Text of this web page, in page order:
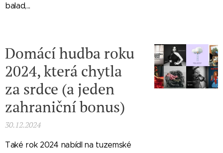
balad,...
Domácí hudba roku
2024, která chytla
za srdce (a jeden
zahraniční bonus)
30.12.2024
Také rok 2024 nabídl na tuzemské